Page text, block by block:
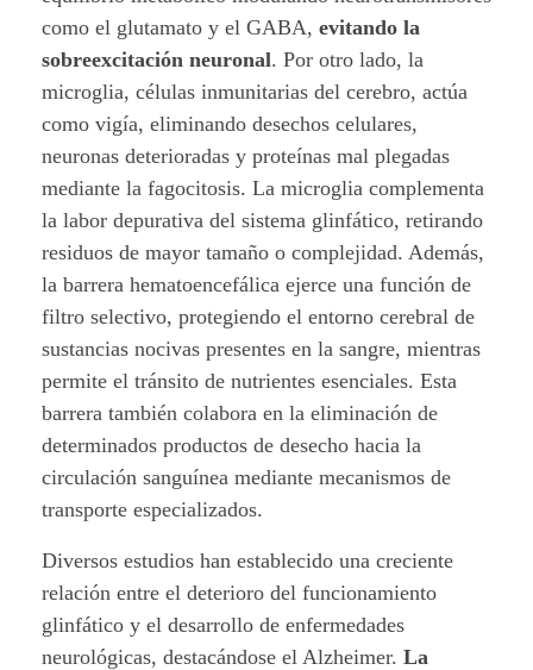
como el glutamato y el GABA, evitando la
sobreexcitación neuronal. Por otro lado, la
microglia, células inmunitarias del cerebro, actúa
como vigía, eliminando desechos celulares,
neuronas deterioradas y proteínas mal plegadas
mediante la fagocitosis. La microglia complementa
la labor depurativa del sistema glinfático, retirando
residuos de mayor tamaño o complejidad. Además,
la barrera hematoencefálica ejerce una función de
filtro selectivo, protegiendo el entorno cerebral de
sustancias nocivas presentes en la sangre, mientras
permite el tránsito de nutrientes esenciales. Esta
barrera también colabora en la eliminación de
determinados productos de desecho hacia la
circulación sanguínea mediante mecanismos de
transporte especializados.
Diversos estudios han establecido una creciente
relación entre el deterioro del funcionamiento
glinfático y el desarrollo de enfermedades
neurológicas, destacándose el Alzheimer. La